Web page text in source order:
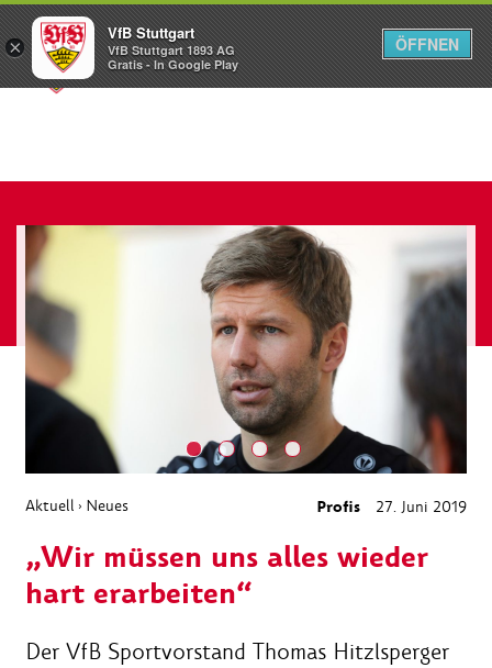
Menü
Aktuell › Neues Profis 27. Juni 2019
„Wir müssen uns alles wieder
hart erarbeiten“
Der VfB Sportvorstand Thomas Hitzlsperger
×
VfB Stuttgart
VfB Stuttgart 1893 AG
Gratis - In Google Play
ÖFFNEN